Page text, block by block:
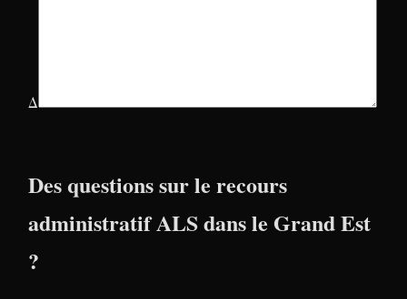
Δ
Des questions sur le recours
administratif ALS dans le Grand Est
?